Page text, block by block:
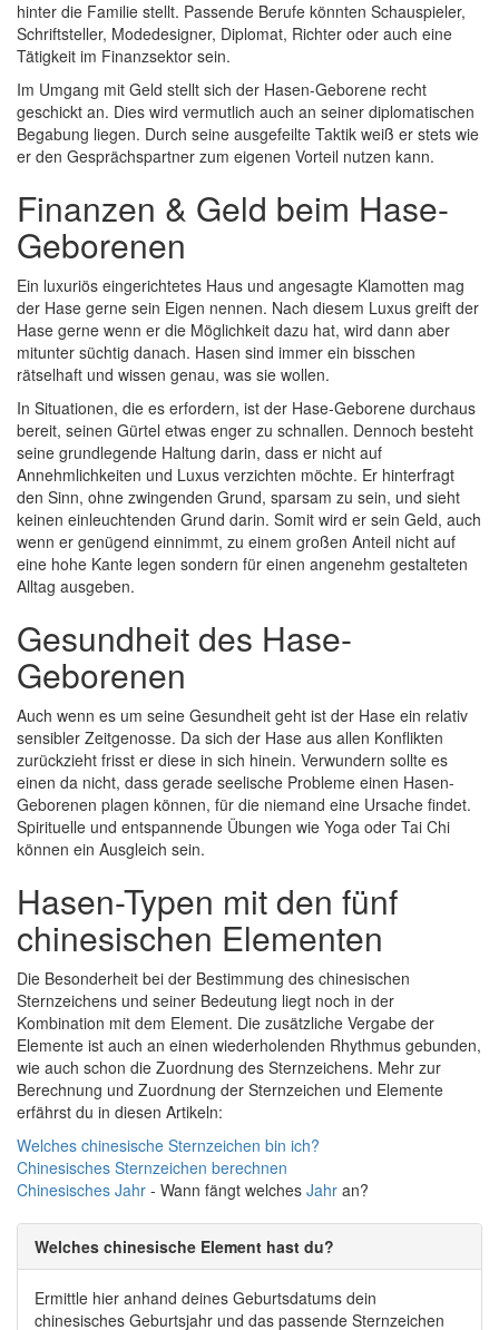
hinter die Familie stellt. Passende Berufe könnten Schauspieler,
Schriftsteller, Modedesigner, Diplomat, Richter oder auch eine
Tätigkeit im Finanzsektor sein.
Im Umgang mit Geld stellt sich der Hasen-Geborene recht
geschickt an. Dies wird vermutlich auch an seiner diplomatischen
Begabung liegen. Durch seine ausgefeilte Taktik weiß er stets wie
er den Gesprächspartner zum eigenen Vorteil nutzen kann.
Finanzen & Geld beim Hase-
Geborenen
Ein luxuriös eingerichtetes Haus und angesagte Klamotten mag
der Hase gerne sein Eigen nennen. Nach diesem Luxus greift der
Hase gerne wenn er die Möglichkeit dazu hat, wird dann aber
mitunter süchtig danach. Hasen sind immer ein bisschen
rätselhaft und wissen genau, was sie wollen.
In Situationen, die es erfordern, ist der Hase-Geborene durchaus
bereit, seinen Gürtel etwas enger zu schnallen. Dennoch besteht
seine grundlegende Haltung darin, dass er nicht auf
Annehmlichkeiten und Luxus verzichten möchte. Er hinterfragt
den Sinn, ohne zwingenden Grund, sparsam zu sein, und sieht
keinen einleuchtenden Grund darin. Somit wird er sein Geld, auch
wenn er genügend einnimmt, zu einem großen Anteil nicht auf
eine hohe Kante legen sondern für einen angenehm gestalteten
Alltag ausgeben.
Gesundheit des Hase-
Geborenen
Auch wenn es um seine Gesundheit geht ist der Hase ein relativ
sensibler Zeitgenosse. Da sich der Hase aus allen Konflikten
zurückzieht frisst er diese in sich hinein. Verwundern sollte es
einen da nicht, dass gerade seelische Probleme einen Hasen-
Geborenen plagen können, für die niemand eine Ursache findet.
Spirituelle und entspannende Übungen wie Yoga oder Tai Chi
können ein Ausgleich sein.
Hasen-Typen mit den fünf
chinesischen Elementen
Die Besonderheit bei der Bestimmung des chinesischen
Sternzeichens und seiner Bedeutung liegt noch in der
Kombination mit dem Element. Die zusätzliche Vergabe der
Elemente ist auch an einen wiederholenden Rhythmus gebunden,
wie auch schon die Zuordnung des Sternzeichens. Mehr zur
Berechnung und Zuordnung der Sternzeichen und Elemente
erfährst du in diesen Artikeln:
Welches chinesische Sternzeichen bin ich?
Chinesisches Sternzeichen berechnen
Chinesisches Jahr - Wann fängt welches Jahr an?
Welches chinesische Element hast du?
Ermittle hier anhand deines Geburtsdatums dein
chinesisches Geburtsjahr und das passende Sternzeichen